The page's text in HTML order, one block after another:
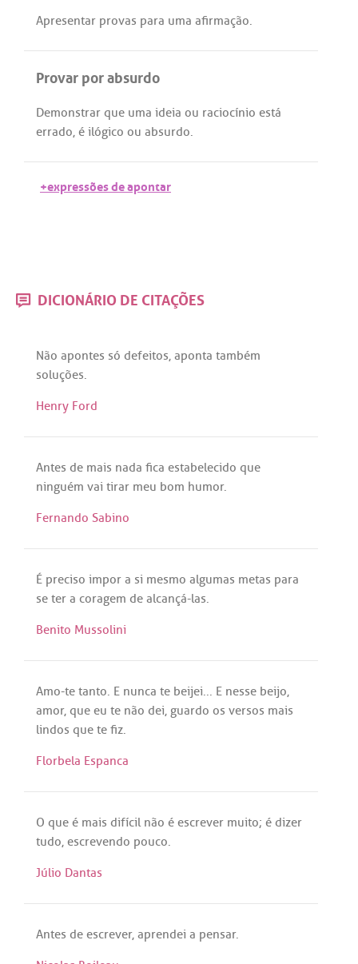
Apresentar provas para uma afirmação.
Provar por absurdo
Demonstrar que uma ideia ou raciocínio está
errado, é ilógico ou absurdo.
+expressões de apontar
DICIONÁRIO DE CITAÇÕES
Não apontes só defeitos, aponta também
soluções.
Henry Ford
Antes de mais nada fica estabelecido que
ninguém vai tirar meu bom humor.
Fernando Sabino
É preciso impor a si mesmo algumas metas para
se ter a coragem de alcançá-las.
Benito Mussolini
Amo-te tanto. E nunca te beijei... E nesse beijo,
amor, que eu te não dei, guardo os versos mais
lindos que te fiz.
Florbela Espanca
O que é mais difícil não é escrever muito; é dizer
tudo, escrevendo pouco.
Júlio Dantas
Antes de escrever, aprendei a pensar.